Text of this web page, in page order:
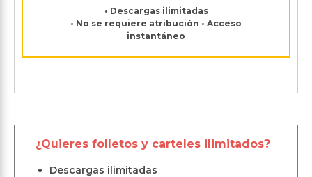
• Descargas ilimitadas
• No se requiere atribución • Acceso
instantáneo
¿Quieres folletos y carteles ilimitados?
Descargas ilimitadas